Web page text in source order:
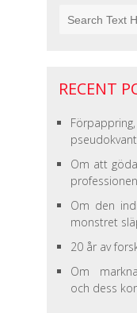
RECENT
Om att
professionen
Om den
monstret
20 år av
Om
och dess